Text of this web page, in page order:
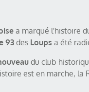
a marqué l'histoire
93des Loups a été
du club
est en marche, la